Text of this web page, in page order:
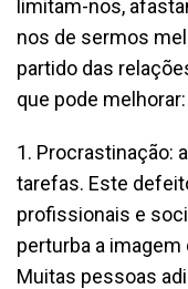
limitam-nos,
nos de sermos
partido das
que pode melhorar:
1. Procrastinação:
tarefas. Este
profissionais e
perturba a
Muitas pessoas